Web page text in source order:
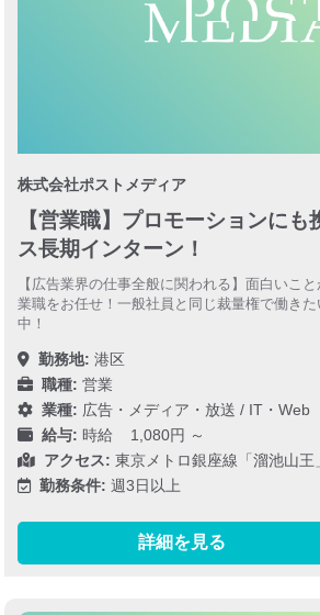
株式会社ポストメディア
【営業職】プロモーションに
ス長期インターン！
【広告業界の仕事全般に関われる】面白いこ
業職をお任せ！一般社員と同じ裁量権で働き
中！
勤務地: 港区
職種: 営業
業種: 広告・メディア・放送 / IT・Web
給与: 時給 1,080円 ～
アクセス: 東京メトロ銀座線「溜池山王
勤務条件: 週3日以上
詳細を見る